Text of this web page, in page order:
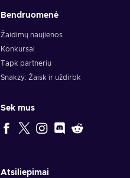
Bendruomenė
Žaidimų naujienos
Konkursai
Tapk partneriu
Snakzy: Žaisk ir uždirbk
Sek mus
Atsiliepimai